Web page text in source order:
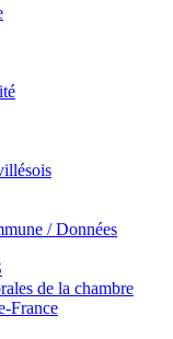
/ Données
de la chambre
France